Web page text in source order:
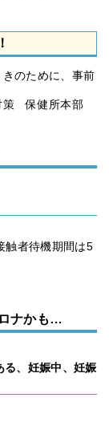
のために、事前
策 保健所本部
触者待機期間は5
ナかも…
る、妊娠中、妊娠